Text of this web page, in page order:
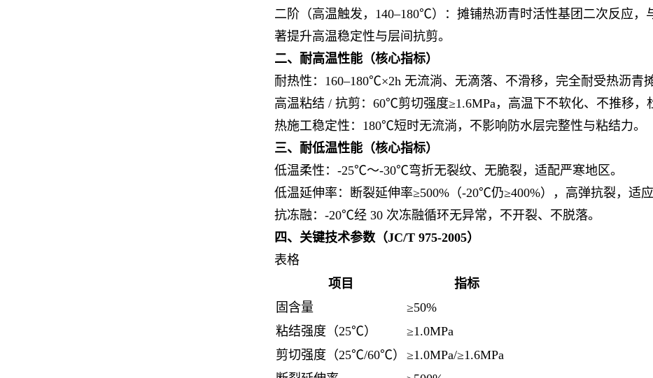
二阶（高温触发，140–180℃）：摊铺热沥青时活性基团二次反应
著提升高温稳定性与层间抗剪。
二、耐高温性能（核心指标）
耐热性：160–180℃×2h 无流淌、无滴落、不滑移，完全耐受热沥青
高温粘结 / 抗剪：60℃剪切强度≥1.6MPa，高温下不软化、不推移，
热施工稳定性：180℃短时无流淌，不影响防水层完整性与粘结力。
三、耐低温性能（核心指标）
低温柔性：-25℃～-30℃弯折无裂纹、无脆裂，适配严寒地区。
低温延伸率：断裂延伸率≥500%（-20℃仍≥400%），高弹抗裂，适
抗冻融：-20℃经 30 次冻融循环无异常，不开裂、不脱落。
四、关键技术参数（JC/T 975-2005）
表格
项目
指标
固含量
≥50%
粘结强度（25℃）
≥1.0MPa
剪切强度（25℃/60℃） ≥1.0MPa/≥1.6MPa